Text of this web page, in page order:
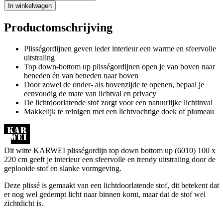
In winkelwagen
Productomschrijving
Plisségordijnen geven ieder interieur een warme en sfeervolle
uitstraling
Top down-bottom up plisségordijnen open je van boven naar
beneden én van beneden naar boven
Door zowel de onder- als bovenzijde te openen, bepaal je
eenvoudig de mate van lichtval en privacy
De lichtdoorlatende stof zorgt voor een natuurlijke lichtinval
Makkelijk te reinigen met een lichtvochtige doek of plumeau
Dit witte KARWEI plisségordijn top down bottom up (6010) 100 x
220 cm geeft je interieur een sfeervolle en trendy uitstraling door de
geplooide stof en slanke vormgeving.
Deze plissé is gemaakt van een lichtdoorlatende stof, dit betekent dat
er nog wel gedempt licht naar binnen komt, maar dat de stof wel
zichtdicht is.